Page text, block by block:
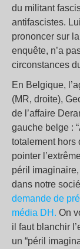
du militant
antifascistes.
prononcer sur
enquête, n’a
circonstances
En Belgique,
(MR, droite),
de l’affaire
gauche belge :
totalement hors
pointer
péril
dans notre
demande de
média DH. On
il faut blanchir
un “péril